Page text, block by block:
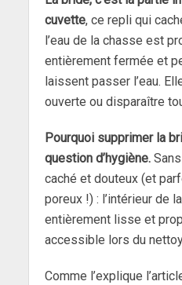
cuvette, ce repli qui
l’eau de la chasse est
entièrement fermée et
laissent passer l’eau.
ouverte ou disparaître
Pourquoi supprimer la
question d’hygiène.
caché et douteux (et
poreux !) : l’intérieur de
entièrement lisse et
accessible lors du
Comme l’explique